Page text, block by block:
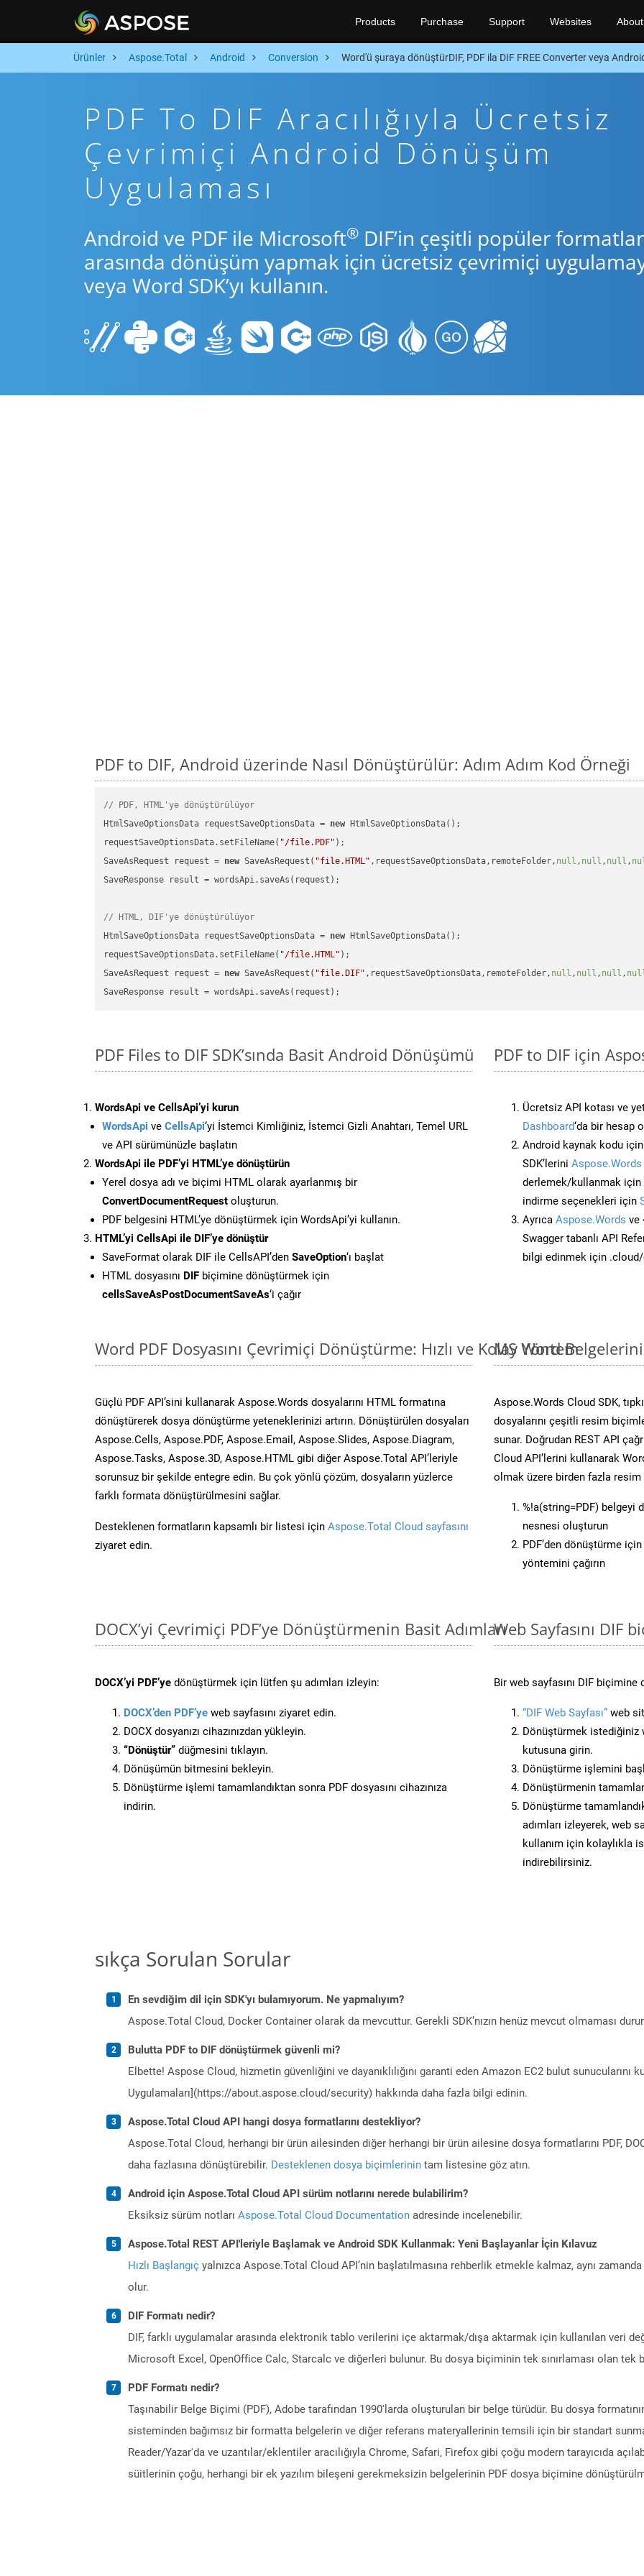
Products Purchase Support Websites About
Ürünler Aspose.Total Android Conversion Word'ü şuraya dönüştürDIF, PDF ila DIF FREE Converter veya
PDF To DIF Aracılığıyla Ücretsiz
Çevrimiçi Android Dönüşüm
Uygulaması
Android ve PDF ile Microsoft® DIF’in çeşitli popüler
arasında dönüşüm yapmak için ücretsiz çevrimiçi
veya Word SDK’yı kullanın.
PDF to DIF, Android üzerinde Nasıl Dönüştürülür: Adım Adım Kod Örneği
// PDF, HTML'ye dönüştürülüyor
HtmlSaveOptionsData requestSaveOptionsData = new HtmlSaveOptionsData();
requestSaveOptionsData.setFileName( "/file.PDF" );
SaveAsRequest request = new SaveAsRequest( "file.HTML" ,requestSaveOptionsData,remoteFolder, null , null , null ,
SaveResponse result = wordsApi.saveAs(request);
// HTML, DIF'ye dönüştürülüyor
HtmlSaveOptionsData requestSaveOptionsData = new HtmlSaveOptionsData();
requestSaveOptionsData.setFileName( "/file.HTML" );
SaveAsRequest request = new SaveAsRequest( "file.DIF" ,requestSaveOptionsData,remoteFolder, null , null , null ,
PDF Files to DIF SDK’sında Basit Android Dönüşümü
WordsApi ve CellsApi’yi kurun
WordsApi ve CellsApi‘yi İstemci Kimliğiniz, İstemci Gizli Anahtarı, Temel URL
ve API sürümünüzle başlatın
WordsApi ile PDF’yi HTML’ye dönüştürün
Yerel dosya adı ve biçimi HTML olarak ayarlanmış bir
ConvertDocumentRequest oluşturun.
PDF belgesini HTML’ye dönüştürmek için WordsApi’yi kullanın.
HTML’yi CellsApi ile DIF’ye dönüştür
SaveFormat olarak DIF ile CellsAPI’den SaveOption‘ı başlat
HTML dosyasını DIF biçimine dönüştürmek için
cellsSaveAsPostDocumentSaveAs‘i çağır
PDF to DIF için
Ücretsiz API kotası ve
Dashboard‘da bir hesap
Android kaynak kodu
SDK’lerini Aspose.Words
derlemek/kullanmak için
indirme seçenekleri için
Ayrıca Aspose.Words ve
Swagger tabanlı API
bilgi edinmek için
Word PDF Dosyasını Çevrimiçi Dönüştürme: Hızlı ve Kolay Yöntem
Güçlü PDF API’sini kullanarak Aspose.Words dosyalarını HTML formatına
dönüştürerek dosya dönüştürme yeteneklerinizi artırın. Dönüştürülen dosyaları
Aspose.Cells, Aspose.PDF, Aspose.Email, Aspose.Slides, Aspose.Diagram,
Aspose.Tasks, Aspose.3D, Aspose.HTML gibi diğer Aspose.Total API’leriyle
sorunsuz bir şekilde entegre edin. Bu çok yönlü çözüm, dosyaların yüzlerce
farklı formata dönüştürülmesini sağlar.
Desteklenen formatların kapsamlı bir listesi için Aspose.Total Cloud sayfasını
ziyaret edin.
MS Word
Aspose.Words Cloud SDK,
dosyalarını çeşitli resim
sunar. Doğrudan REST API
Cloud API’lerini kullanarak
olmak üzere birden fazla
%!a(string=PDF) belgeyi
nesnesi oluşturun
PDF’den dönüştürme
yöntemini çağırın
DOCX’yi Çevrimiçi PDF’ye Dönüştürmenin Basit Adımları
DOCX’yi PDF’ye dönüştürmek için lütfen şu adımları izleyin:
DOCX’den PDF’ye web sayfasını ziyaret edin.
DOCX dosyanızı cihazınızdan yükleyin.
“Dönüştür” düğmesini tıklayın.
Dönüşümün bitmesini bekleyin.
Dönüştürme işlemi tamamlandıktan sonra PDF dosyasını cihazınıza
indirin.
Web Sayfasını DIF
Bir web sayfasını DIF
“DIF Web Sayfası” web
Dönüştürmek istediğiniz
kutusuna girin.
Dönüştürme işlemini
Dönüştürmenin
Dönüştürme
adımları izleyerek, web
kullanım için kolaylıkla
indirebilirsiniz.
sıkça Sorulan Sorular
En sevdiğim dil için SDK'yı bulamıyorum. Ne yapmalıyım?
Aspose.Total Cloud, Docker Container olarak da mevcuttur. Gerekli SDK’nızın henüz mevcut olmaması
Bulutta PDF to DIF dönüştürmek güvenli mi?
Elbette! Aspose Cloud, hizmetin güvenliğini ve dayanıklılığını garanti eden Amazon EC2 bulut sunucularını
Uygulamaları](https://about.aspose.cloud/security) hakkında daha fazla bilgi edinin.
Aspose.Total Cloud API hangi dosya formatlarını destekliyor?
Aspose.Total Cloud, herhangi bir ürün ailesinden diğer herhangi bir ürün ailesine dosya formatlarını PDF,
daha fazlasına dönüştürebilir. Desteklenen dosya biçimlerinin tam listesine göz atın.
Android için Aspose.Total Cloud API sürüm notlarını nerede bulabilirim?
Eksiksiz sürüm notları Aspose.Total Cloud Documentation adresinde incelenebilir.
Aspose.Total REST API'leriyle Başlamak ve Android SDK Kullanmak: Yeni Başlayanlar İçin Kılavuz
Hızlı Başlangıç yalnızca Aspose.Total Cloud API’nin başlatılmasına rehberlik etmekle kalmaz, aynı
olur.
DIF Formatı nedir?
DIF, farklı uygulamalar arasında elektronik tablo verilerini içe aktarmak/dışa aktarmak için kullanılan veri
Microsoft Excel, OpenOffice Calc, Starcalc ve diğerleri bulunur. Bu dosya biçiminin tek sınırlaması olan
PDF Formatı nedir?
Taşınabilir Belge Biçimi (PDF), Adobe tarafından 1990'larda oluşturulan bir belge türüdür. Bu dosya
sisteminden bağımsız bir formatta belgelerin ve diğer referans materyallerinin temsili için bir standart
Reader/Yazar'da ve uzantılar/eklentiler aracılığıyla Chrome, Safari, Firefox gibi çoğu modern tarayıcıda
süitlerinin çoğu, herhangi bir ek yazılım bileşeni gerekmeksizin belgelerinin PDF dosya biçimine